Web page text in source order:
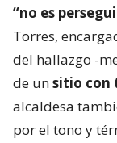
“no es
Torres,
del hallazgo -
de unsitio con
alcaldesa
por el tono y